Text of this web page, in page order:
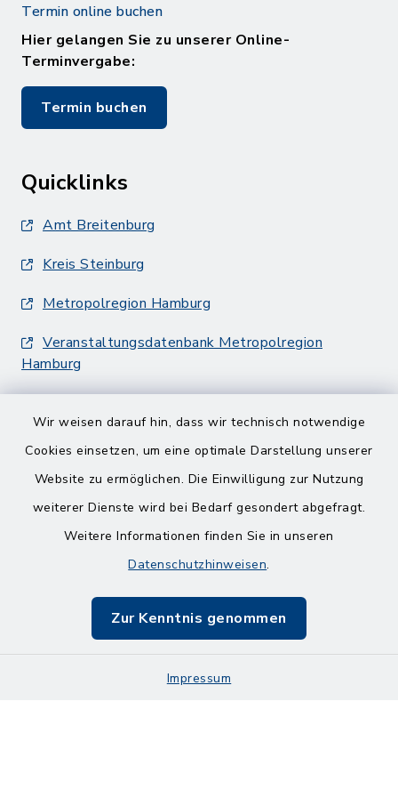
Wir weisen darauf hin, dass wir technisch notwendige
Cookies einsetzen, um eine optimale Darstellung unserer
Website zu ermöglichen. Die Einwilligung zur Nutzung
weiterer Dienste wird bei Bedarf gesondert abgefragt.
Weitere Informationen finden Sie in unseren
Datenschutzhinweisen.
Zur Kenntnis genommen
Impressum
Termin online buchen
Hier gelangen Sie zu unserer Online-
Terminvergabe:
Termin buchen
Quicklinks
Amt Breitenburg
Kreis Steinburg
Metropolregion Hamburg
Veranstaltungsdatenbank Metropolregion
Hamburg
Barrierefreiheit
Impressum
Sitemap